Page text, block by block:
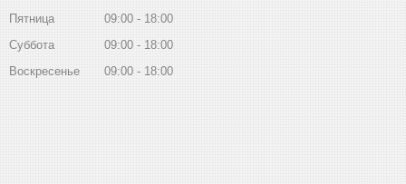
Пятница
09:00
18:00
Суббота
09:00
18:00
Воскресенье
09:00 18:00